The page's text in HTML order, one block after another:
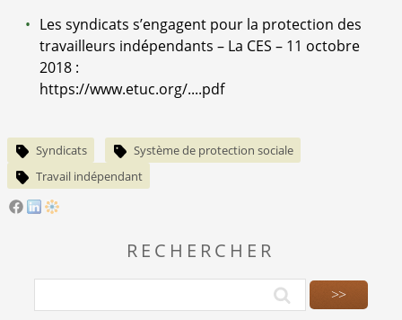
Les syndicats s’engagent pour la protection des
travailleurs indépendants – La CES – 11 octobre
2018 :
https://www.etuc.org/....pdf
Syndicats
Système de protection sociale
Travail indépendant
RECHERCHER